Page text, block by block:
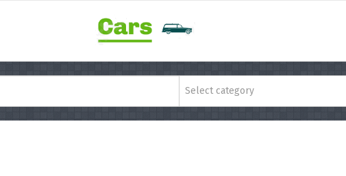
Select category